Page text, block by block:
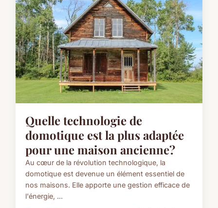
Quelle technologie de
domotique est la plus adaptée
pour une maison ancienne?
Au cœur de la révolution technologique, la
domotique est devenue un élément essentiel de
nos maisons. Elle apporte une gestion efficace de
l'énergie, ...